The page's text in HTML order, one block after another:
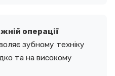
операції
зубному техніку
та на високому